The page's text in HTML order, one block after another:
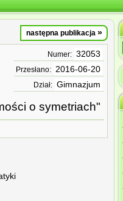
następna publikacja »
Numer: 32053
Przesłano: 2016-06-20
Dział: Gimnazjum
o symetriach"